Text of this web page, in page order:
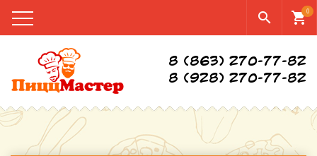
shopping_cart0
search
8 (863) 270-77-82
8 (928) 270-77-82